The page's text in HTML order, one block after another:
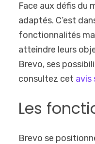
Face aux défis du
adaptés. C’est
fonctionnalités
atteindre leurs
Brevo, ses
consultez cet avis
Les
Brevo se